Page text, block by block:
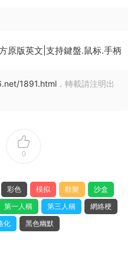
原版英文|支持鍵盤.鼠标.手柄
1891.html ，轉載請注明出
0
彩色 模拟 歡樂
沙盒
第一人稱 第三人稱
網絡梗
化 黑色幽默